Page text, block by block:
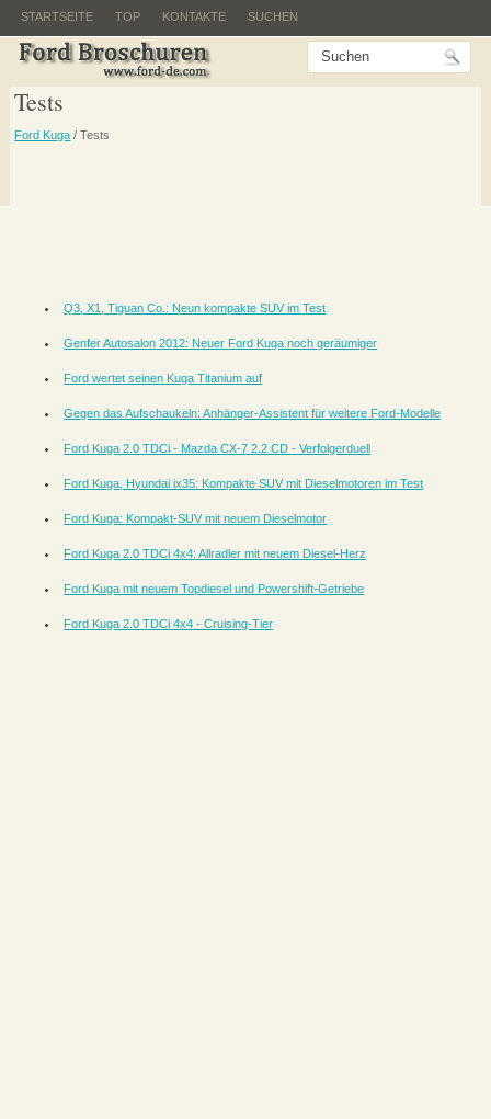
STARTSEITE TOP KONTAKTE SUCHEN
Tests
Ford Kuga / Tests
Q3, X1, Tiguan Co.: Neun kompakte SUV im Test
Genfer Autosalon 2012: Neuer Ford Kuga noch geräumiger
Ford wertet seinen Kuga Titanium auf
Gegen das Aufschaukeln: Anhänger-Assistent für weitere Ford-Modelle
Ford Kuga 2.0 TDCi - Mazda CX-7 2.2 CD - Verfolgerduell
Ford Kuga, Hyundai ix35: Kompakte SUV mit Dieselmotoren im Test
Ford Kuga: Kompakt-SUV mit neuem Dieselmotor
Ford Kuga 2.0 TDCi 4x4: Allradler mit neuem Diesel-Herz
Ford Kuga mit neuem Topdiesel und Powershift-Getriebe
Ford Kuga 2.0 TDCi 4x4 - Cruising-Tier